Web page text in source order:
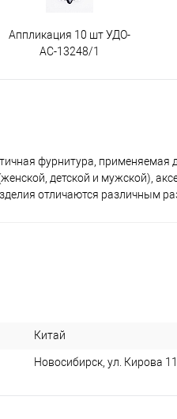
Аппликация 10 шт УДО-
АС-13248/1
фурнитура,
детской и мужской),
отличаются различным
Китай
Новосибирск, ул. Кирова